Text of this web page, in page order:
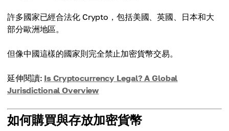
許多國家已經合法化 Crypto，包括美國、英國、日本和大
部分歐洲地區。
但像中國這樣的國家則完全禁止加密貨幣交易。
延伸閱讀: Is Cryptocurrency Legal? A Global
Jurisdictional Overview
如何購買與存放加密貨幣